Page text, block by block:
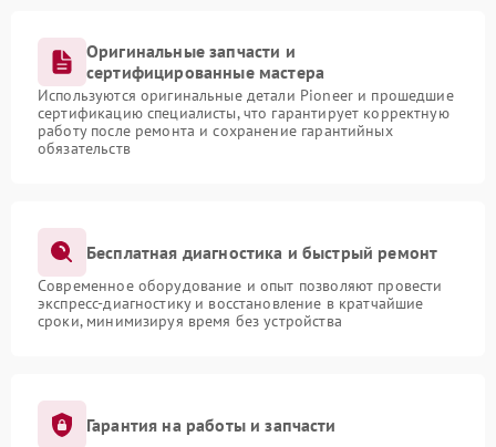
Оригинальные запчасти и
сертифицированные мастера
Используются оригинальные детали Pioneer и прошедшие
сертификацию специалисты, что гарантирует корректную
работу после ремонта и сохранение гарантийных
обязательств
Бесплатная диагностика и быстрый ремонт
Современное оборудование и опыт позволяют провести
экспресс-диагностику и восстановление в кратчайшие
сроки, минимизируя время без устройства
Гарантия на работы и запчасти